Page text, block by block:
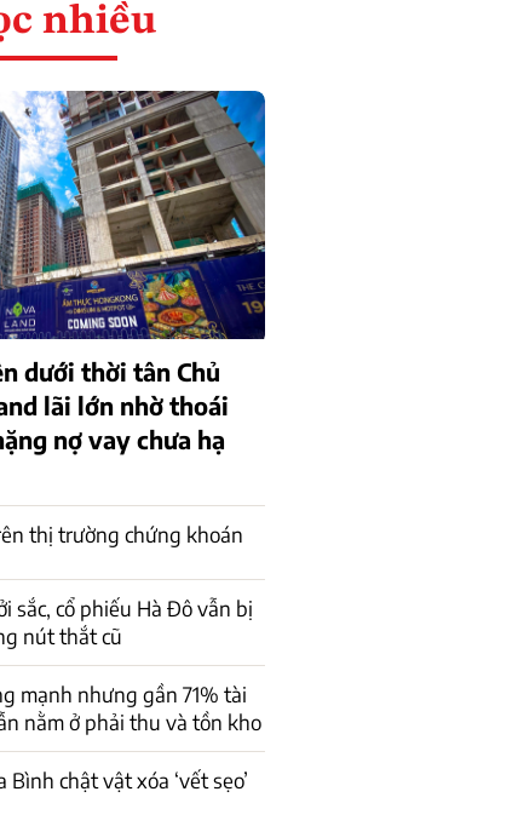
nhiều
dưới thời tân Chủ
lãi lớn nhờ thoái
nợ vay chưa hạ
thị trường chứng khoán
sắc, cổ phiếu Hà Đô vẫn bị
nút thắt cũ
mạnh nhưng gần 71% tài
nằm ở phải thu và tồn kho
chật vật xóa ‘vết sẹo’